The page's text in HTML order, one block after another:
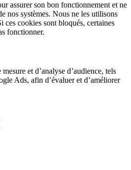
assurer son bon fonctionnement et ne
nos systèmes. Nous ne les utilisons
ces cookies sont bloqués, certaines
fonctionner.
et d’analyse d’audience, tels
Ads, afin d’évaluer et d’améliorer